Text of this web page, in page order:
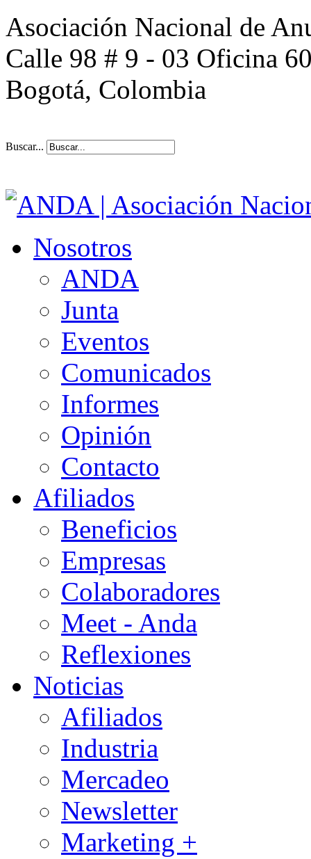
Asociación Nacional de
Calle 98 # 9 - 03 Oficina
Bogotá, Colombia
Buscar...
Nosotros
ANDA
Junta
Eventos
Comunicados
Informes
Opinión
Contacto
Afiliados
Beneficios
Empresas
Colaboradores
Meet - Anda
Reflexiones
Noticias
Afiliados
Industria
Mercadeo
Newsletter
Marketing +